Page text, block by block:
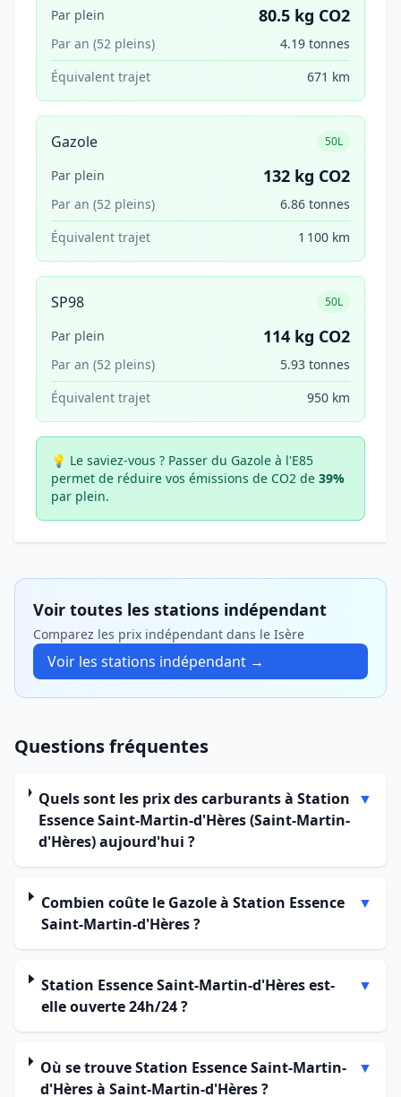
Par plein 80.5 kg CO2
Par an (52 pleins)
4.19 tonnes
Équivalent trajet
671 km
Gazole 50L
Par plein 132 kg CO2
Par an (52 pleins)
6.86 tonnes
Équivalent trajet
1 100 km
SP98 50L
Par plein 114 kg CO2
Par an (52 pleins)
5.93 tonnes
Équivalent trajet
950 km
💡 Le saviez-vous ? Passer du Gazole à l'E85
permet de réduire vos émissions de CO2 de 39%
par plein.
Voir toutes les stations indépendant
Comparez les prix indépendant dans le Isère
Voir les stations indépendant →
Questions fréquentes
Quels sont les prix des carburants à Station
Essence Saint-Martin-d'Hères (Saint-Martin-
d'Hères) aujourd'hui ?
▼
Combien coûte le Gazole à Station Essence
Saint-Martin-d'Hères ?
▼
Station Essence Saint-Martin-d'Hères est-
elle ouverte 24h/24 ?
▼
Où se trouve Station Essence Saint-Martin-
d'Hères à Saint-Martin-d'Hères ?
▼